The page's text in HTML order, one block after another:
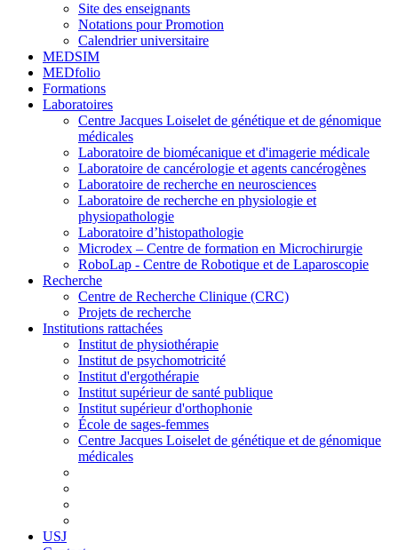
Site des enseignants
Notations pour Promotion
Calendrier universitaire
MEDSIM
MEDfolio
Formations
Laboratoires
Centre Jacques Loiselet de génétique et de génomique
médicales
Laboratoire de biomécanique et d'imagerie médicale
Laboratoire de cancérologie et agents cancérogènes
Laboratoire de recherche en neurosciences
Laboratoire de recherche en physiologie et
physiopathologie
Laboratoire d’histopathologie
Microdex – Centre de formation en Microchirurgie
RoboLap - Centre de Robotique et de Laparoscopie
Recherche
Centre de Recherche Clinique (CRC)
Projets de recherche
Institutions rattachées
Institut de physiothérapie
Institut de psychomotricité
Institut d'ergothérapie
Institut supérieur de santé publique
Institut supérieur d'orthophonie
École de sages-femmes
Centre Jacques Loiselet de génétique et de génomique
médicales
USJ